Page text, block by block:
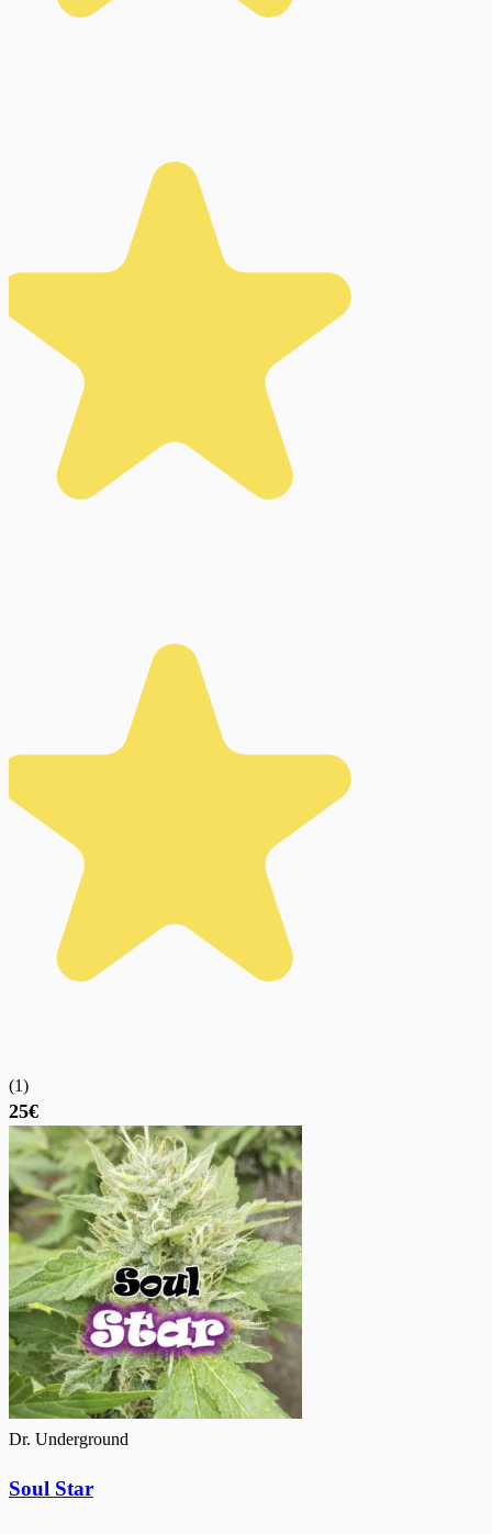
(1)
25€
Dr. Underground
Soul Star